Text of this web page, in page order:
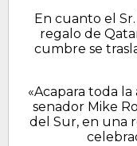
En cuanto el
regalo de
cumbre se
«Acapara toda
senador Mike
del Sur, en una